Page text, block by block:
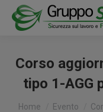
Corso
tipo 1-AGG
Tu sei qui:
Home Evento